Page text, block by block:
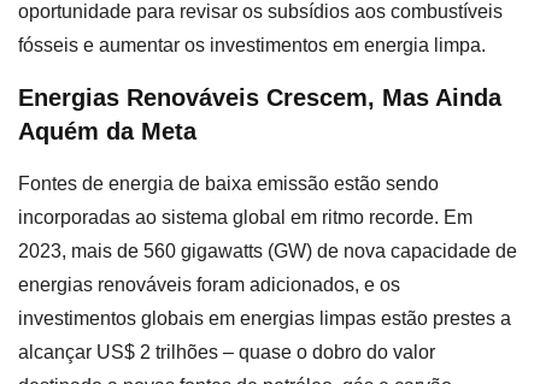
oportunidade para revisar os subsídios aos combustíveis
fósseis e aumentar os investimentos em energia limpa.
Energias Renováveis Crescem, Mas Ainda
Aquém da Meta
Fontes de energia de baixa emissão estão sendo
incorporadas ao sistema global em ritmo recorde. Em
2023, mais de 560 gigawatts (GW) de nova capacidade de
energias renováveis foram adicionados, e os
investimentos globais em energias limpas estão prestes a
alcançar US$ 2 trilhões – quase o dobro do valor